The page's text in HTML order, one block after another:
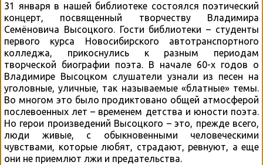
31 января в нашей библиотеке состоялся поэтический
концерт, посвященный творчеству Владимира
Семёновича Высоцкого. Гости библиотеки – студенты
первого курса Новосибирского автотранспортного
колледжа, прикоснулись к разным периодам
творческой биографии поэта. В начале 60-х годов о
Владимире Высоцком слушатели узнали из песен на
уголовные, уличные, так называемые «блатные» темы.
Во многом это было продиктовано общей атмосферой
послевоенных лет – временем детства и юности поэта.
Но герои произведений Высоцкого – это, прежде всего,
люди живые, с обыкновенными человеческими
чувствами, которые любят, страдают, ревнуют, а еще
они не приемлют лжи и предательства.